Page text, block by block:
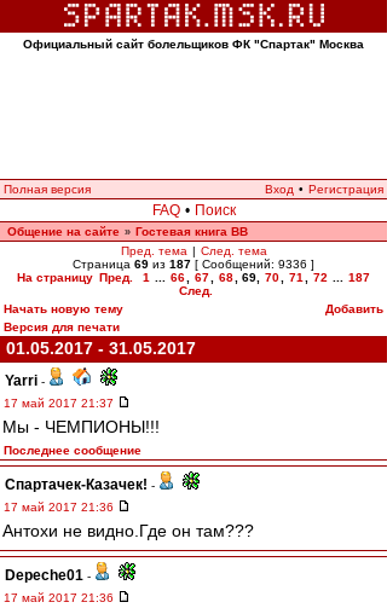
Официальный сайт болельщиков ФК "Спартак" Москва
Полная версия Вход • Регистрация
FAQ • Поиск
Общение на сайте » Гостевая книга ВВ
Пред. тема | След. тема
Страница 69 из 187 [ Сообщений: 9336 ]
На страницу Пред. 1 66 67 68 69 70 71 72
187
След.
Начать новую тему
Добавить
Версия для печати
01.05.2017 - 31.05.2017
Yarri -
17 май 2017 21:37
Мы - ЧЕМПИОНЫ!!!
Последнее сообщение
Спартачек-Казачек! -
17 май 2017 21:36
Антохи не видно.Где он там???
Depeche01 -
17 май 2017 21:36